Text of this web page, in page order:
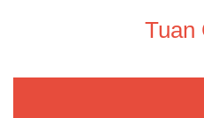
Tuan